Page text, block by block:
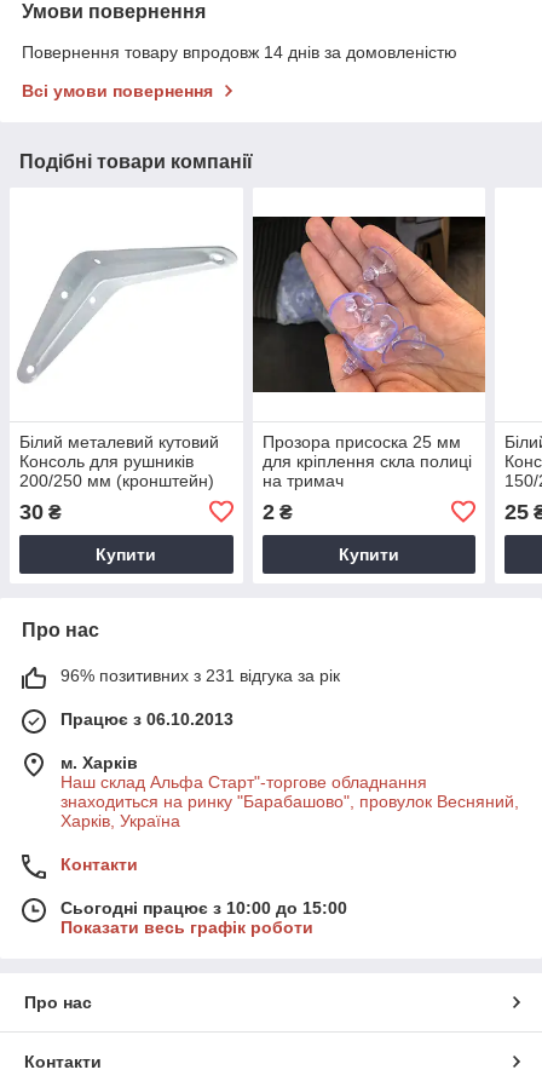
Умови повернення
Повернення товару впродовж 14 днів за домовленістю
Всі умови повернення
Подібні товари компанії
Білий металевий кутовий
Консоль для рушників
200/250 мм (кронштейн)
для кріплення полиці на
стіну
30 ₴
Купити
Прозора присоска 25 мм
для кріплення скла полиці
на тримач
2₴
Купити
стіну
25
Про нас
96% позитивних з 231 відгука за рік
Працює з 06.10.2013
м. Харків
Наш склад Альфа Старт"-торгове обладнання
знаходиться на ринку "Барабашово", провулок Весняний,
Харків, Україна
Контакти
Сьогодні працює з 10:00 до 15:00
Показати весь графік роботи
Про нас
Контакти